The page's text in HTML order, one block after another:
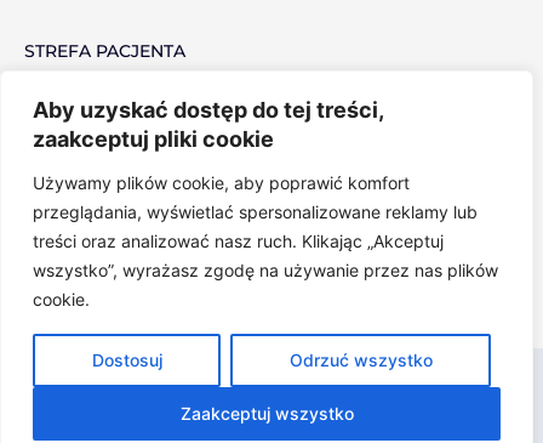
Aby uzyskać dostęp do tej treści,
zaakceptuj pliki cookie
Używamy plików cookie, aby poprawić komfort
przeglądania, wyświetlać spersonalizowane reklamy lub
treści oraz analizować nasz ruch. Klikając „Akceptuj
wszystko”, wyrażasz zgodę na używanie przez nas plików
cookie.
Dostosuj Odrzuć wszystko
Zaakceptuj wszystko
o
STREFA PACJENTA
PRACUJ Z NAMI
POLITYKA PRYWATNOŚCI
NARZĘDZIA OCHRONY PRYWATNOŚCI
© 2022 VITAL MEDICA, Strona wykorzystuje pliki Cookies,POLITYKA
, Realizacja:LiderOnline Marketing Group Polska